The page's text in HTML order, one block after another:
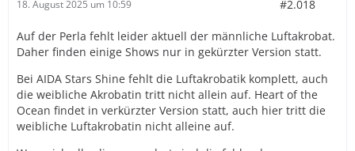
18. August 2025 um 10:59 #2.018
Auf der Perla fehlt leider aktuell der männliche Luftakrobat.
Daher finden einige Shows nur in gekürzter Version statt.
Bei AIDA Stars Shine fehlt die Luftakrobatik komplett, auch
die weibliche Akrobatin tritt nicht allein auf. Heart of the
Ocean findet in verkürzter Version statt, auch hier tritt die
weibliche Luftakrobatin nicht alleine auf.